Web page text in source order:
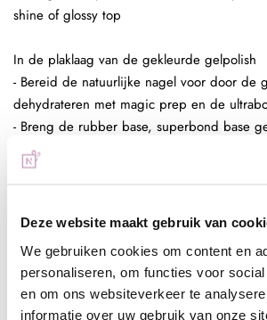
Deze website maakt gebruik van
We gebruiken cookies om content en
personaliseren, om functies voor
en om ons websiteverkeer te
informatie over uw gebruik van onze
shine of glossy top
In de plaklaag van de gekleurde gelpolish
- Bereid de natuurlijke nagel voor door de
dehydrateren met magic prep en de
- Breng de rubber base, superbond base
base/top aan
- Kies een gelpolish naar wens, breng
- Pak met de fluffy brush een kleine
- Enkele seconden fixeren in de lamp
- Aflakken met topcoat (voor de natuurlijke
base/topof next top, kunstnagels high